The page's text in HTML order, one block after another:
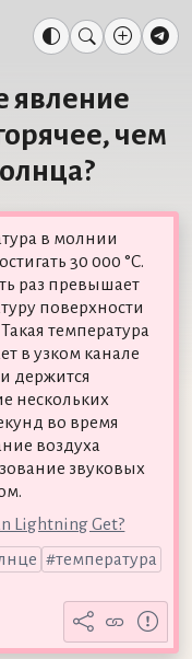
явление
чем
в молнии
30 000 °C.
раз превышает
поверхности
температура
в узком канале
держится
нескольких
во время
воздуха
звуковых
Lightning Get?
температура